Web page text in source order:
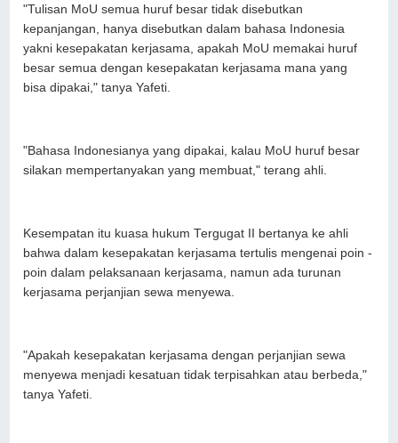
"Tulisan MoU semua huruf besar tidak disebutkan
kepanjangan, hanya disebutkan dalam bahasa Indonesia
yakni kesepakatan kerjasama, apakah MoU memakai huruf
besar semua dengan kesepakatan kerjasama mana yang
bisa dipakai," tanya Yafeti.
"Bahasa Indonesianya yang dipakai, kalau MoU huruf besar
silakan mempertanyakan yang membuat," terang ahli.
Kesempatan itu kuasa hukum Tergugat II bertanya ke ahli
bahwa dalam kesepakatan kerjasama tertulis mengenai poin -
poin dalam pelaksanaan kerjasama, namun ada turunan
kerjasama perjanjian sewa menyewa.
"Apakah kesepakatan kerjasama dengan perjanjian sewa
menyewa menjadi kesatuan tidak terpisahkan atau berbeda,"
tanya Yafeti.